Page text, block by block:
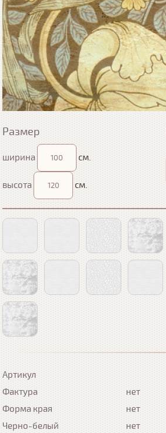
Размер
ширина см.
высота см.
Артикул
Фактура
нет
Форма края
нет
Черно-белый
нет